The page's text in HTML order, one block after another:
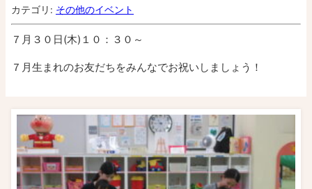
カテゴリ: その他のイベント
７月３０日(木)１０：３０～
７月生まれのお友だちをみんなでお祝いしましょう！